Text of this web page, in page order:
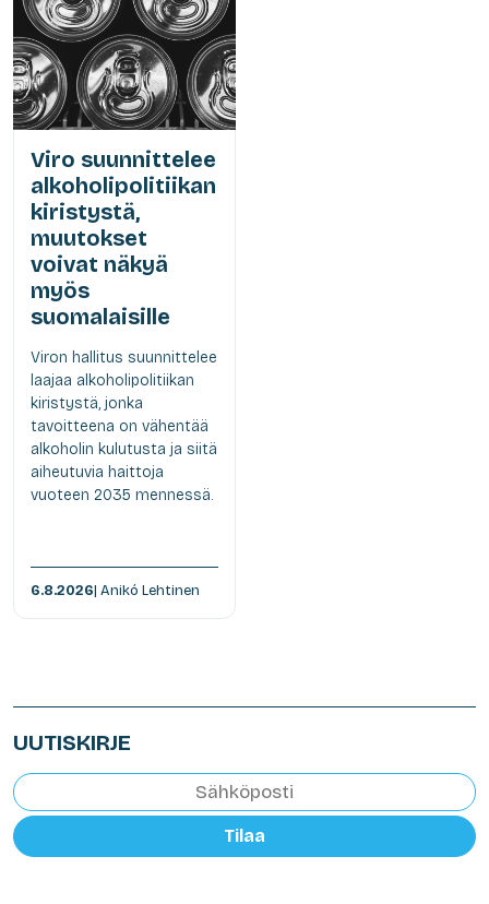
Viro suunnittelee
alkoholipolitiikan
kiristystä,
muutokset
voivat näkyä
myös
suomalaisille
Viron hallitus suunnittelee
laajaa alkoholipolitiikan
kiristystä, jonka
tavoitteena on vähentää
alkoholin kulutusta ja siitä
aiheutuvia haittoja
vuoteen 2035 mennessä.
6.8.2026| Anikó Lehtinen
UUTISKIRJE
Tilaa